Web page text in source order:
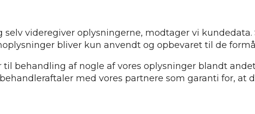
selv videregiver oplysningerne, modtager vi
bliver kun anvendt og opbevaret til de
behandling af nogle af vores oplysninger blandt
med vores partnere som garanti for,